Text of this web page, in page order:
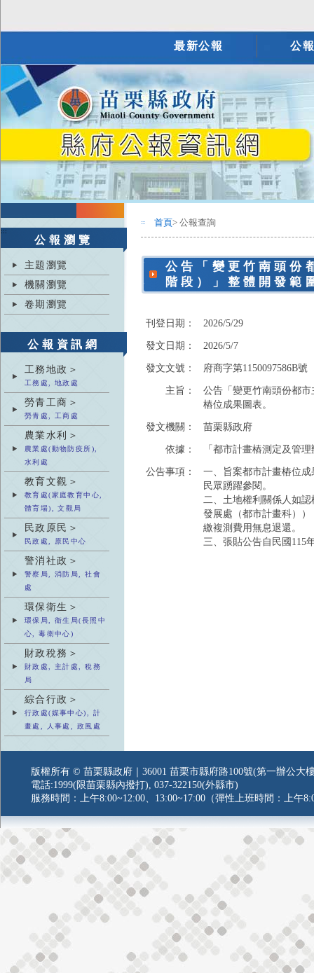
最新公報 公
:::
公報瀏覽
主題瀏覽
機關瀏覽
卷期瀏覽
公報資訊網
工務地政＞
工務處, 地政處
勞青工商＞
勞青處, 工商處
農業水利＞
農業處(動物防疫所),
水利處
教育文觀＞
教育處(家庭教育中心,
體育場), 文觀局
民政原民＞
民政處, 原民中心
警消社政＞
警察局, 消防局, 社會
處
環保衛生＞
環保局, 衛生局(長照中
心, 毒衛中心)
財政稅務＞
財政處, 主計處, 稅務
局
綜合行政＞
行政處(媒事中心), 計
畫處, 人事處, 政風處
::: 首頁> 公報查詢
公告「變更竹南頭份
階段）」整體開發範
刊登日期：
2026/5/29
發文日期：
2026/5/7
發文文號：
府商字第1150097586B號
主旨：
公告「變更竹南頭份都
樁位成果圖表。
發文機關：
苗栗縣政府
依據：
「都市計畫樁測定及管
公告事項：
一、旨案都市計畫樁位
民眾踴躍參閱。
二、土地權利關係人如
發展處（都市計畫科）
繳複測費用無息退還。
三、張貼公告自民國115
版權所有 © 苗栗縣政府｜36001 苗栗市縣府路100號(第一辦公大
電話:1999(限苗栗縣內撥打), 037-322150(外縣市)
服務時間：上午8:00~12:00、13:00~17:00（彈性上班時間：上午